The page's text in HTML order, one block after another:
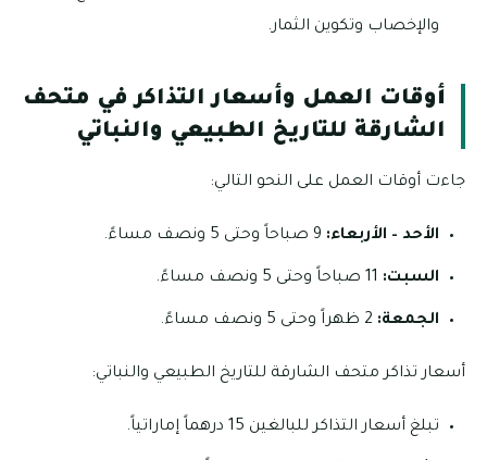
والإخصاب وتكوين الثمار.
أوقات العمل وأسعار التذاكر في متحف
الشارقة للتاريخ الطبيعي والنباتي
جاءت أوقات العمل على النحو التالي:
الأحد – الأربعاء: 9 صباحاً وحتى 5 ونصف مساءً.
السبت: 11 صباحاً وحتى 5 ونصف مساءً.
الجمعة: 2 ظهراً وحتى 5 ونصف مساءً.
أسعار تذاكر متحف الشارقة للتاريخ الطبيعي والنباتي:
تبلغ أسعار التذاكر للبالغين 15 درهماً إماراتياً.